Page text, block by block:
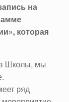
на
которая
Школы, мы
ряд